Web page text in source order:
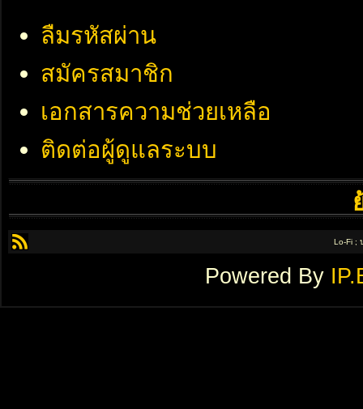
ลืมรหัสผ่าน
สมัครสมาชิก
เอกสารความช่วยเหลือ
ติดต่อผู้ดูแลระบบ
Lo-Fi ;
Powered By